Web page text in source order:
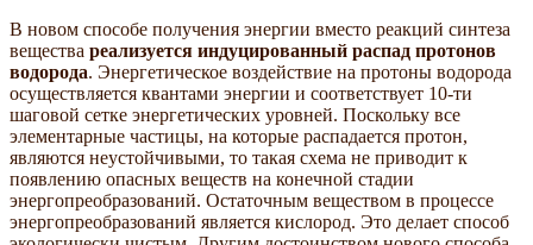
В новом способе получения энергии вместо реакций синтеза
вещества реализуется индуцированный распад протонов
водорода. Энергетическое воздействие на протоны водорода
осуществляется квантами энергии и соответствует 10-ти
шаговой сетке энергетических уровней. Поскольку все
элементарные частицы, на которые распадается протон,
являются неустойчивыми, то такая схема не приводит к
появлению опасных веществ на конечной стадии
энергопреобразований. Остаточным веществом в процессе
энергопреобразований является кислород. Это делает способ